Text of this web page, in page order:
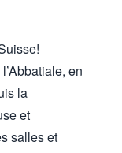
en
la
et
salles et